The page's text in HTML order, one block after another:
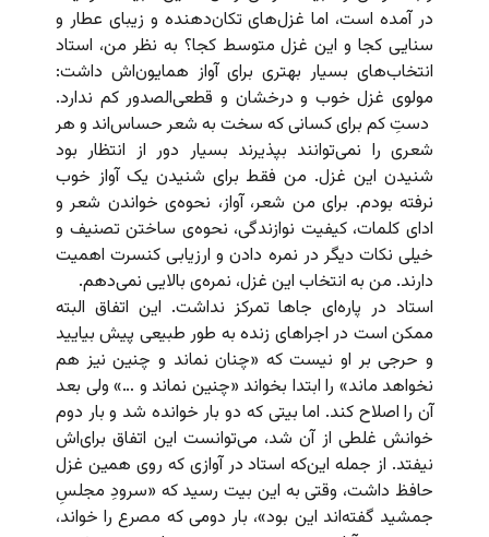
در آمده است، اما غزل‌های تکان‌دهنده و زیبای عطار و
سنایی کجا و این غزل متوسط کجا؟ به نظر من، استاد
انتخاب‌های بسیار بهتری برای آواز همایون‌اش داشت:
مولوی غزل خوب و درخشان و قطعی‌الصدور کم ندارد.
دستِ کم برای کسانی که سخت به شعر حساس‌اند و هر
شعری را نمی‌توانند بپذیرند بسیار دور از انتظار بود
شنیدن این غزل. من فقط برای شنیدن یک آواز خوب
نرفته بودم. برای من شعر، آواز، نحوه‌ی خواندن شعر و
ادای کلمات، کیفیت نوازندگی، نحوه‌ی ساختن تصنیف و
خیلی نکات دیگر در نمره دادن و ارزیابی کنسرت اهمیت
دارند. من به انتخاب این غزل، نمره‌ی بالایی نمی‌دهم.
استاد در پاره‌ای جاها تمرکز نداشت. این اتفاق البته
ممکن است در اجراهای زنده به طور طبیعی پیش بیایید
و حرجی بر او نیست که «چنان نماند و چنین نیز هم
نخواهد ماند» را ابتدا بخواند «چنین نماند و …» ولی بعد
آن را اصلاح کند. اما بیتی که دو بار خوانده شد و بار دوم
خوانش غلطی از آن شد،‌ می‌توانست این اتفاق برای‌اش
نیفتد. از جمله این‌که استاد در آوازی که روی همین غزل
حافظ داشت، وقتی به این بیت رسید که «سرودِ مجلسِ
جمشید گفته‌اند این بود»، بار دومی که مصرع را خواند،